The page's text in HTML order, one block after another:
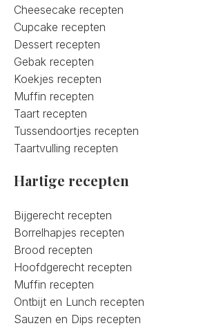
Cheesecake recepten
Cupcake recepten
Dessert recepten
Gebak recepten
Koekjes recepten
Muffin recepten
Taart recepten
Tussendoortjes recepten
Taartvulling recepten
Hartige recepten
Bijgerecht recepten
Borrelhapjes recepten
Brood recepten
Hoofdgerecht recepten
Muffin recepten
Ontbijt en Lunch recepten
Sauzen en Dips recepten